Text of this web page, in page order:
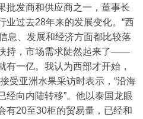
批发商和供应商之一，董事长
业过去28年来的发展变化。“西
息、发展和经济方面都比较落
持，市场需求陡然起来了——
有一亿。我认为西部才开始，
受亚洲水果采访时表示，“沿海
经向内陆转移”。他以泰国龙眼
有20至30柜的贸易量，已经和